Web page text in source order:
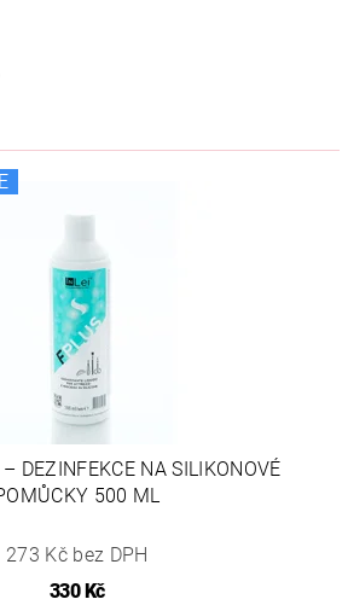
DEZINFEKCE NA SILIKONOVÉ
500 ML
273 Kč bez DPH
330 Kč